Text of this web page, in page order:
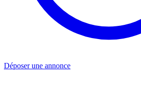
Déposer une annonce